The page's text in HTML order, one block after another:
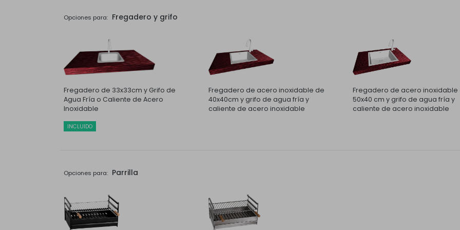
Opciones para: Fregadero y grifo
Fregadero de 33x33cm y Grifo de
Agua Fría o Caliente de Acero
Inoxidable
INCLUIDO
Fregadero de acero inoxidable de
40x40cm y grifo de agua fría y
caliente de acero inoxidable
Fregadero de acero inoxidable
50x40 cm y grifo de agua fría y
caliente de acero inoxidable
Opciones para: Parrilla